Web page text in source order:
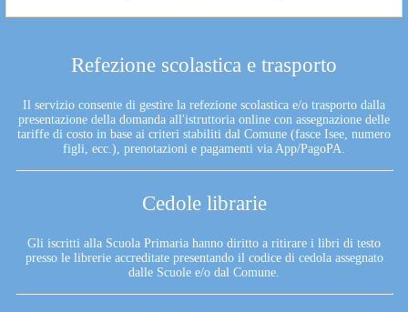
Refezione scolastica e trasporto
Il servizio consente di gestire la refezione scolastica e/o trasporto dalla
presentazione della domanda all'istruttoria online con assegnazione delle
tariffe di costo in base ai criteri stabiliti dal Comune (fasce Isee, numero
figli, ecc.), prenotazioni e pagamenti via App/PagoPA.
Cedole librarie
Gli iscritti alla Scuola Primaria hanno diritto a ritirare i libri di testo
presso le librerie accreditate presentando il codice di cedola assegnato
dalle Scuole e/o dal Comune.